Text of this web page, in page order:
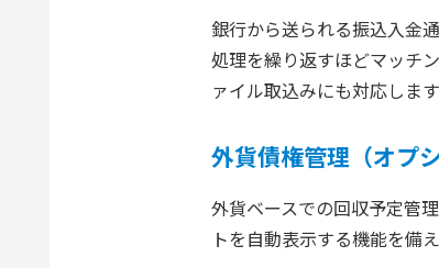
銀行から送られる振込入金
処理を繰り返すほどマッチ
ァイル取込みにも対応します
外貨債権管理（オプシ
外貨ベースでの回収予定管
トを自動表示する機能を備